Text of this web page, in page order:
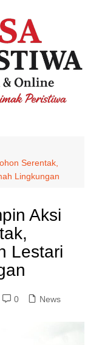
Serentak,
Lingkungan
Aksi
Lestari
0 News